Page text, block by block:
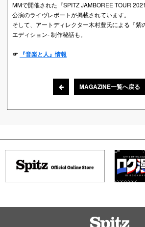
MMで開催された『SPITZ JAMBOREE TOUR
公演のライヴレポートが掲載されています。
そして、アートディレクター木村豊氏による『紫
エディション- 制作秘話も。
☞ 『音楽と人』情報
MAGAZINE一覧へ戻る